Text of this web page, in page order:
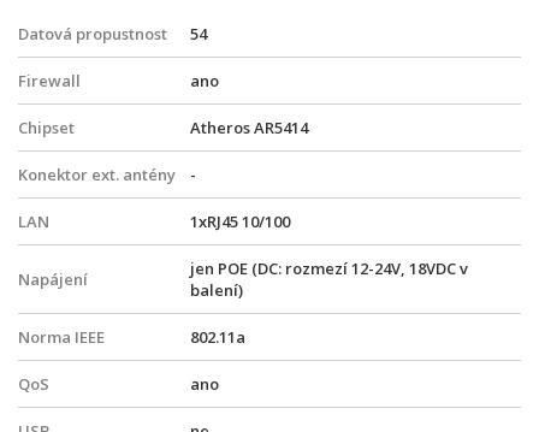
Datová propustnost 54
Firewall ano
Chipset Atheros AR5414
Konektor ext. antény -
LAN 1xRJ45 10/100
Napájení
jen POE (DC: rozmezí 12-24V, 18VDC v
balení)
Norma IEEE 802.11a
QoS ano